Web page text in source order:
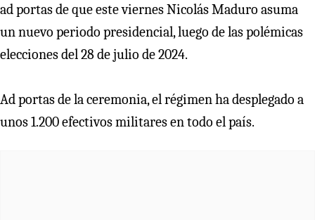
ad portas de que este viernes Nicolás Maduro asuma
un nuevo periodo presidencial, luego de las polémicas
elecciones del 28 de julio de 2024.
Ad portas de la ceremonia, el régimen ha desplegado a
unos 1.200 efectivos militares en todo el país.